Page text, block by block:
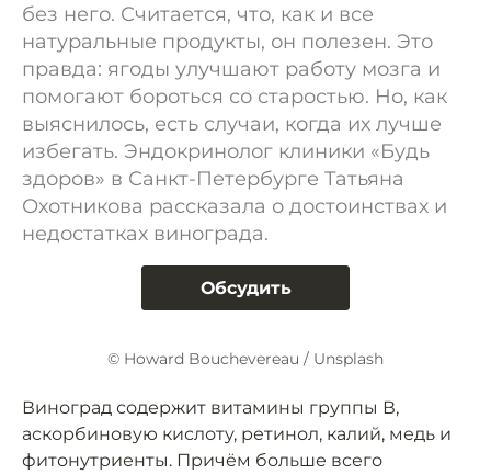
без него. Считается, что, как и все
натуральные продукты, он полезен. Это
правда: ягоды улучшают работу мозга и
помогают бороться со старостью. Но, как
выяснилось, есть случаи, когда их лучше
избегать. Эндокринолог клиники «Будь
здоров» в Санкт-Петербурге Татьяна
Охотникова рассказала о достоинствах и
недостатках винограда.
Обсудить
© Howard Bouchevereau / Unsplash
Виноград содержит витамины группы В,
аскорбиновую кислоту, ретинол, калий, медь и
фитонутриенты. Причём больше всего